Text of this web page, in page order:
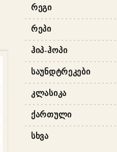
ᲠᲔᲒᲘ
ᲠᲔᲞᲘ
ᲰᲘᲞ-ᲰᲝᲞᲘ
ᲡᲐᲣᲜᲓᲢᲠᲔᲙᲔᲑᲘ
ᲙᲚᲐᲡᲘᲙᲐ
ᲥᲐᲠᲗᲣᲚᲘ
ᲡᲮᲕᲐ